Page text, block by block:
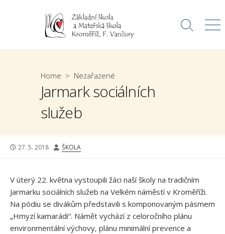
Search
Home > Nezařazené
Jarmark sociálních
služeb
PUBLISHED
27. 5. 2018 AUTHOR
ŠKOLA
V úterý 22. května vystoupili žáci naší školy na tradičním
Jarmarku sociálních služeb na Velkém náměstí v Kroměříži.
Na pódiu se divákům představili s komponovaným pásmem
„Hmyzí kamarádi“. Námět vychází z celoročního plánu
environmentální výchovy, plánu minimální prevence a